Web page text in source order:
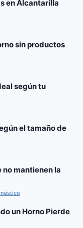
en Alcantarilla
sin productos
según tu
el tamaño de
no mantienen la
un Horno Pierde